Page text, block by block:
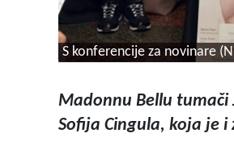
S konferencije za novinare
Madonnu Bellu tumači
Sofija Cingula, koja je i